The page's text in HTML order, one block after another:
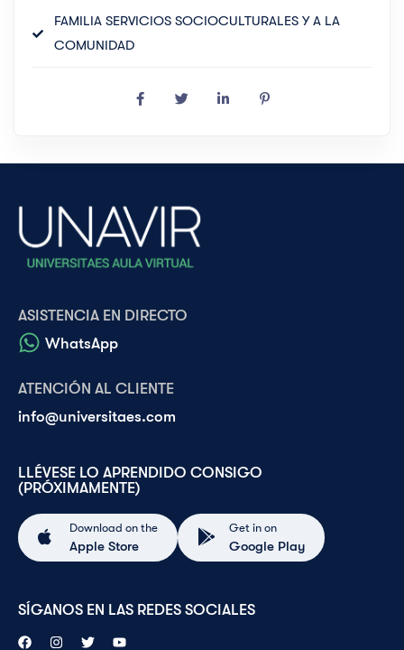
FAMILIA SERVICIOS SOCIOCULTURALES Y A LA
COMUNIDAD
ASISTENCIA EN DIRECTO
WhatsApp
ATENCIÓN AL CLIENTE
info@universitaes.com
LLÉVESE LO APRENDIDO CONSIGO
(PRÓXIMAMENTE)
Download on the
Apple Store
Get in on
Google Play
SÍGANOS EN LAS REDES SOCIALES